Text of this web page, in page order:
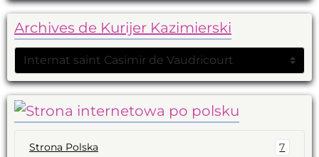
Archives de Kurijer Kazimierski
Strona Polska 7